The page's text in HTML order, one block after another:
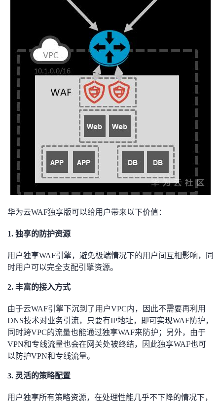
华为云WAF独享版可以给用户带来以下价值：
1. 独享的防护资源
用户独享WAF引擎，避免极端情况下的用户间互相影响，同
时用户可以完全支配引擎资源。
2. 丰富的接入方式
由于云WAF引擎下沉到了用户VPC内，因此不需要再利用
DNS技术对业务引流，只要有IP地址，即可实现WAF防护，
同时跨VPC的流量也能通过独享WAF来防护；另外，由于
VPN和专线流量也会在网关处被终结，因此独享WAF也可
以防护VPN和专线流量。
3. 灵活的策略配置
用户独享所有策略资源，在处理性能几乎不下降的情况下，